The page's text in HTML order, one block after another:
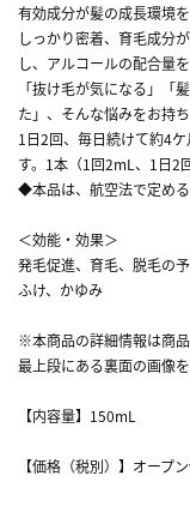
有効成分が髪の成長環境
しっかり密着、育毛成分
し、アルコールの配合量
「抜け毛が気になる」「
た」、そんな悩みをお持ち
1日2回、毎日続けて約4
す。1本（1回2mL、1日2
◆本品は、航空法で定める
＜効能・効果＞
発毛促進、育毛、脱毛の
ふけ、かゆみ
※本商品の詳細情報は商
最上段にある裏面の画像を
【内容量】150mL
【価格（税別）】オープ